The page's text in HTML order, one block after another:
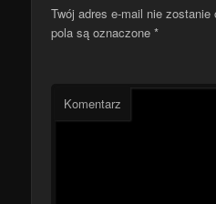
Twój adres e-mail nie zostanie
pola są oznaczone*
Komentarz